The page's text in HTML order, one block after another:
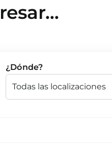
¿Dónde?